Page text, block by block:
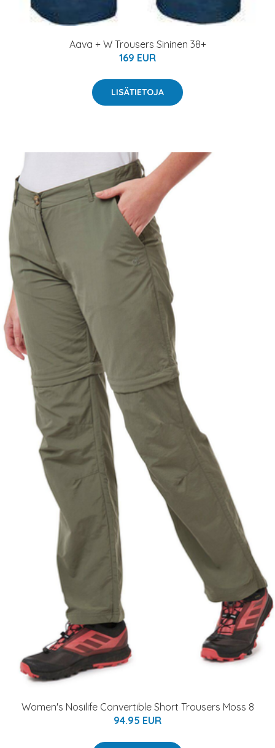
Aava + W Trousers Sininen 38+
169 EUR
LISÄTIETOJA
Women's Nosilife Convertible Short Trousers Moss 8
94.95 EUR